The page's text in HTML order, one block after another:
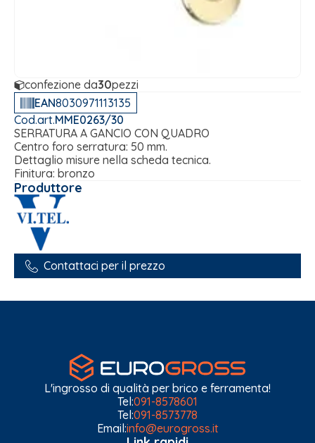
confezione da30pezzi
EAN8030971113135
Cod.art.MME0263/30
SERRATURA A GANCIO CON QUADRO
Centro foro serratura: 50 mm.
Dettaglio misure nella scheda tecnica.
Finitura: bronzo
Produttore
Contattaci per il prezzo
L'ingrosso di qualità per brico e ferramenta!
Tel:091-8578601
Tel:091-8573778
Email:info@eurogross.it